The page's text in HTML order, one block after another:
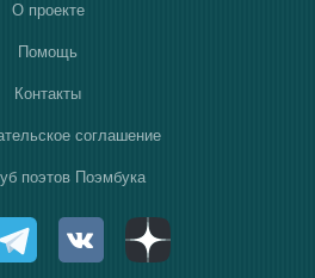
О проекте
Помощь
Контакты
соглашение
поэтов Поэмбука